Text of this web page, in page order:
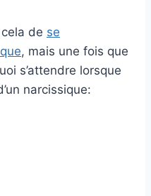
de se
, mais une fois que
s’attendre lorsque
narcissique: